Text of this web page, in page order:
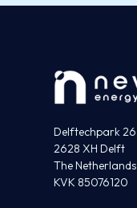
Delftechpark 26
2628 XH Delft
The Netherlands
KVK 85076120